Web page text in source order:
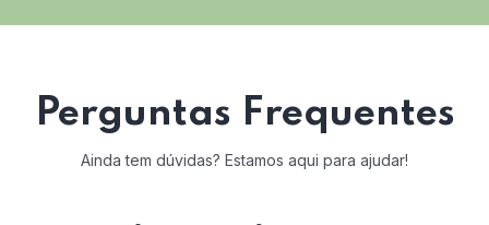
Perguntas Frequentes
Ainda tem dúvidas? Estamos aqui para ajudar!